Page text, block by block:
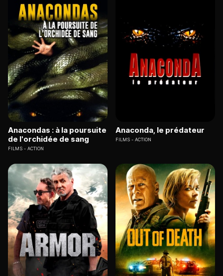
Anacondas : à la poursuite
de l'orchidée de sang
FILMS ACTION
Anaconda, le prédateur
FILMS ACTION